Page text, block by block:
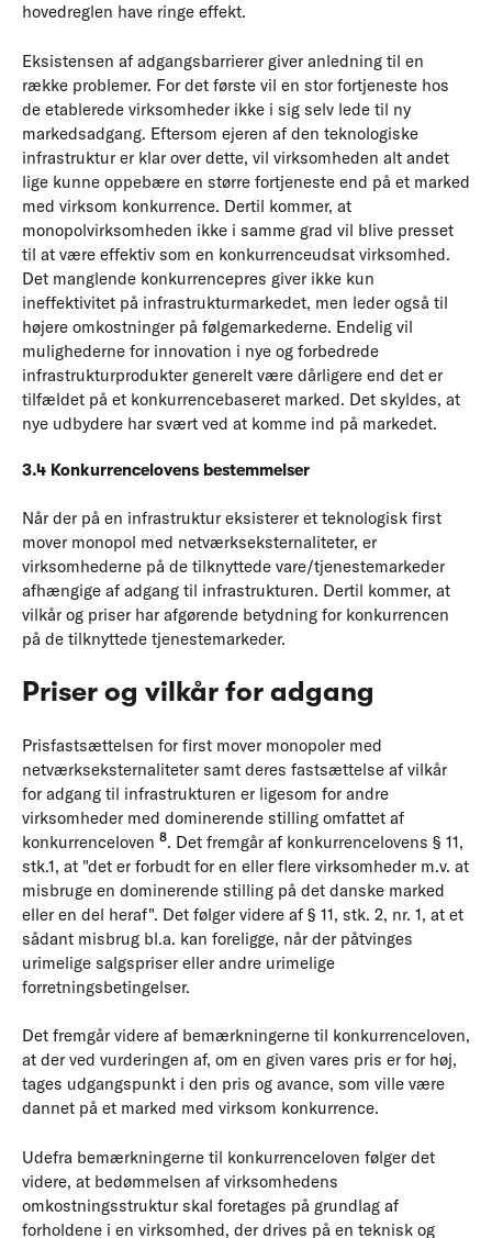
hovedreglen have ringe effekt.
Eksistensen af adgangsbarrierer giver anledning til en
række problemer. For det første vil en stor fortjeneste hos
de etablerede virksomheder ikke i sig selv lede til ny
markedsadgang. Eftersom ejeren af den teknologiske
infrastruktur er klar over dette, vil virksomheden alt andet
lige kunne oppebære en større fortjeneste end på et marked
med virksom konkurrence. Dertil kommer, at
monopolvirksomheden ikke i samme grad vil blive presset
til at være effektiv som en konkurrenceudsat virksomhed.
Det manglende konkurrencepres giver ikke kun
ineffektivitet på infrastrukturmarkedet, men leder også til
højere omkostninger på følgemarkederne. Endelig vil
mulighederne for innovation i nye og forbedrede
infrastrukturprodukter generelt være dårligere end det er
tilfældet på et konkurrencebaseret marked. Det skyldes, at
nye udbydere har svært ved at komme ind på markedet.
3.4 Konkurrencelovens bestemmelser
Når der på en infrastruktur eksisterer et teknologisk first
mover monopol med netværkseksternaliteter, er
virksomhederne på de tilknyttede vare/tjenestemarkeder
afhængige af adgang til infrastrukturen. Dertil kommer, at
vilkår og priser har afgørende betydning for konkurrencen
på de tilknyttede tjenestemarkeder.
Priser og vilkår for adgang
Prisfastsættelsen for first mover monopoler med
netværkseksternaliteter samt deres fastsættelse af vilkår
for adgang til infrastrukturen er ligesom for andre
virksomheder med dominerende stilling omfattet af
konkurrenceloven 8. Det fremgår af konkurrencelovens § 11,
stk.1, at "det er forbudt for en eller flere virksomheder m.v. at
misbruge en dominerende stilling på det danske marked
eller en del heraf". Det følger videre af § 11, stk. 2, nr. 1, at et
sådant misbrug bl.a. kan foreligge, når der påtvinges
urimelige salgspriser eller andre urimelige
forretningsbetingelser.
Det fremgår videre af bemærkningerne til konkurrenceloven,
at der ved vurderingen af, om en given vares pris er for høj,
tages udgangspunkt i den pris og avance, som ville være
dannet på et marked med virksom konkurrence.
Udefra bemærkningerne til konkurrenceloven følger det
videre, at bedømmelsen af virksomhedens
omkostningsstruktur skal foretages på grundlag af
forholdene i en virksomhed, der drives på en teknisk og